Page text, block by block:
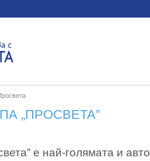
„ПРОСВЕТА”
е най-голямата и